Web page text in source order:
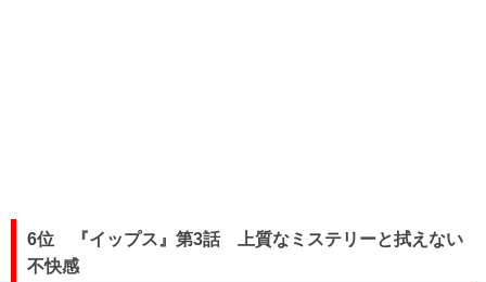
6位 『イップス』第3話 上質なミステリーと拭えない
不快感